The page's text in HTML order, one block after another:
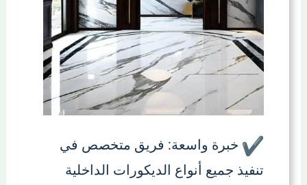
خبرة واسعة: فريق متخصص في
تنفيذ جميع أنواع الديكورات الداخلية